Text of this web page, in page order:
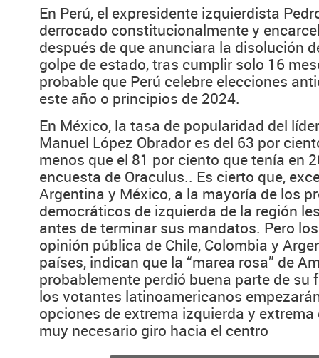
En Perú, el expresidente izquierdista
derrocado constitucionalmente y
después de que anunciara la disolución
golpe de estado, tras cumplir solo 16
probable que Perú celebre elecciones
este año o principios de 2024.
En México, la tasa de popularidad del
Manuel López Obrador es del 63 por
menos que el 81 por ciento que tenía en
encuesta de Oraculus.. Es cierto que,
Argentina y México, a la mayoría de los
democráticos de izquierda de la región
antes de terminar sus mandatos. Pero
opinión pública de Chile, Colombia y
países, indican que la “marea rosa” de
probablemente perdió buena parte de su
los votantes latinoamericanos
opciones de extrema izquierda y
muy necesario giro hacia el centro